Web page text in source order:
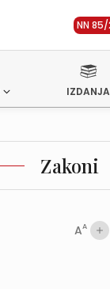
NN
IZDANJA
Zakoni
AA